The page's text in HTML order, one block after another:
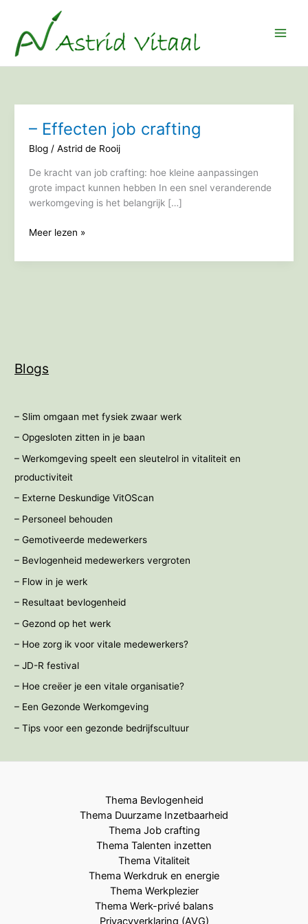
inhoud
– Effecten job crafting
Blog/ Astrid de Rooij
De kracht van job crafting: hoe kleine aanpassingen
grote impact kunnen hebben In een snel veranderende
werkomgeving is het belangrijk […]
–
job
Meer lezen »
Blogs
– Slim omgaan met fysiek zwaar werk
– Opgesloten zitten in je baan
– Werkomgeving speelt een sleutelrol in vitaliteit en
productiviteit
– Externe Deskundige VitOScan
– Personeel behouden
– Gemotiveerde medewerkers
– Bevlogenheid medewerkers vergroten
– Flow in je werk
– Resultaat bevlogenheid
– Gezond op het werk
– Hoe zorg ik voor vitale medewerkers?
– JD-R festival
– Hoe creëer je een vitale organisatie?
– Een Gezonde Werkomgeving
– Tips voor een gezonde bedrijfscultuur
Thema Bevlogenheid
Thema Duurzame Inzetbaarheid
Thema Job crafting
Thema Talenten inzetten
Thema Vitaliteit
Thema Werkdruk en energie
Thema Werkplezier
Thema Werk-privé balans
Privacyverklaring (AVG)